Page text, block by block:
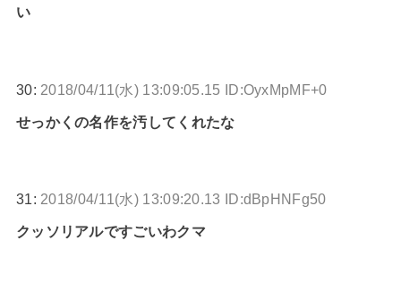
い
30: 2018/04/11(水) 13:09:05.15 ID:OyxMpMF+0
せっかくの名作を汚してくれたな
31: 2018/04/11(水) 13:09:20.13 ID:dBpHNFg50
クッソリアルですごいわクマ